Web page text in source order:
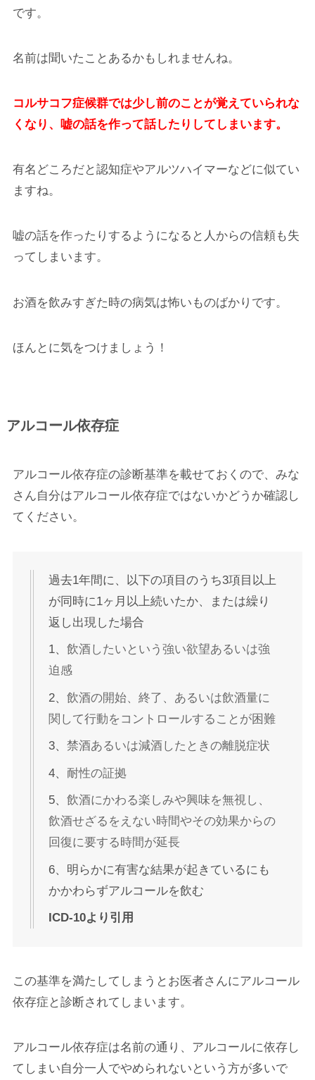
です。
名前は聞いたことあるかもしれませんね。
コルサコフ症候群では少し前のことが覚えていられな
くなり、嘘の話を作って話したりしてしまいます。
有名どころだと認知症やアルツハイマーなどに似てい
ますね。
嘘の話を作ったりするようになると人からの信頼も失
ってしまいます。
お酒を飲みすぎた時の病気は怖いものばかりです。
ほんとに気をつけましょう！
アルコール依存症
アルコール依存症の診断基準を載せておくので、みな
さん自分はアルコール依存症ではないかどうか確認し
てください。
過去1年間に、以下の項目のうち3項目以上
が同時に1ヶ月以上続いたか、または繰り
返し出現した場合
1、 飲酒したいという強い欲望あるいは強
迫感
2、 飲酒の開始、終了、あるいは飲酒量に
関して行動をコントロールすることが困難
3、 禁酒あるいは減酒したときの離脱症状
4、 耐性の証拠
5、 飲酒にかわる楽しみや興味を無視し、
飲酒せざるをえない時間やその効果からの
回復に要する時間が延長
6、明らかに有害な結果が起きているにも
かかわらずアルコールを飲む
ICD-10より引用
この基準を満たしてしまうとお医者さんにアルコール
依存症と診断されてしまいます。
アルコール依存症は名前の通り、アルコールに依存し
てしまい自分一人でやめられないという方が多いで